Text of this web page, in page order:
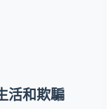
活和欺騙